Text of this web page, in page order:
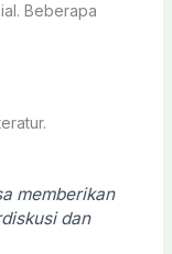
Beberapa
memberikan
dan